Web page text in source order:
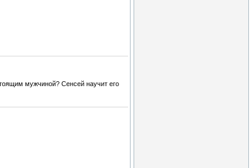
мужчиной? Сенсей научит его